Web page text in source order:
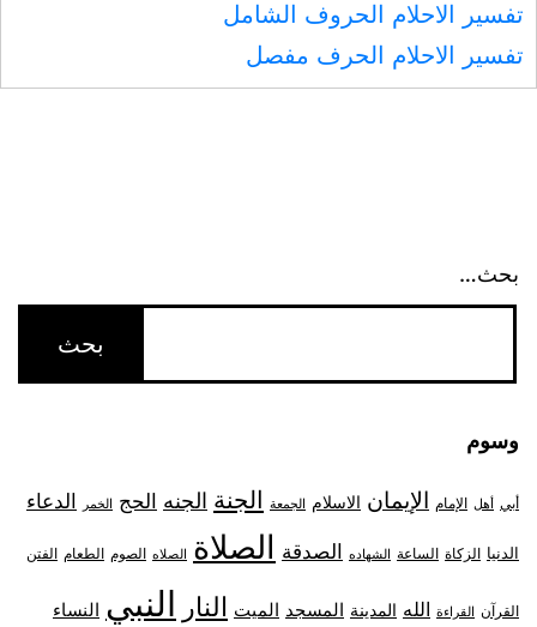
تفسير الاحلام الحروف الشامل
تفسير الاحلام الحرف مفصل
بحث…
وسوم
أبي أهل الإمام الإيمان الاسلام الجمعة الجنة الجنه الحج الخمر الدعاء
الدنيا الزكاة الساعة الشهاده الصدقة الصلاة الصلاه الصوم الطعام الفتن
القرآن القراءة الله المدينة المسجد الميت النار النبي النساء